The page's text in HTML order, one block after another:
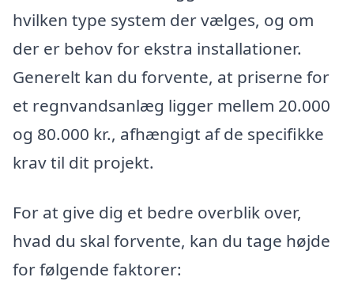
hvilken type system der vælges, og om
der er behov for ekstra installationer.
Generelt kan du forvente, at priserne for
et regnvandsanlæg ligger mellem 20.000
og 80.000 kr., afhængigt af de specifikke
krav til dit projekt.
For at give dig et bedre overblik over,
hvad du skal forvente, kan du tage højde
for følgende faktorer: